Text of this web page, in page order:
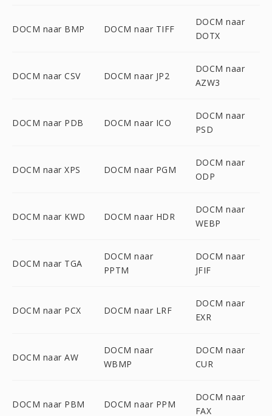
DOCM naar BMP DOCM naar TIFF
DOCM naar
DOTX
DOCM naar CSV DOCM naar JP2
DOCM naar
AZW3
DOCM naar PDB DOCM naar ICO
DOCM naar
PSD
DOCM naar XPS DOCM naar PGM
DOCM naar
ODP
DOCM naar KWD DOCM naar HDR
DOCM naar
WEBP
DOCM naar TGA
DOCM naar
PPTM
DOCM naar
JFIF
DOCM naar PCX DOCM naar LRF
DOCM naar
EXR
DOCM naar AW
DOCM naar
WBMP
DOCM naar
CUR
DOCM naar PBM DOCM naar PPM
DOCM naar
FAX